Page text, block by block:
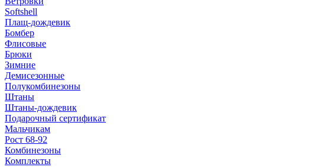
Softshell
Плащ-дождевик
Бомбер
Флисовые
Брюки
Зимние
Демисезонные
Полукомбинезоны
Штаны
Штаны-дождевик
Подарочный сертификат
Мальчикам
Рост 68-92
Комбинезоны
Комплекты